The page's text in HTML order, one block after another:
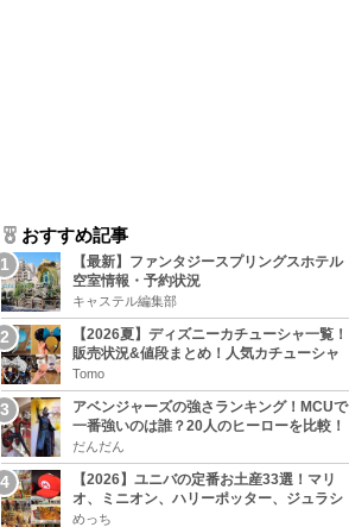
おすすめ記事
【最新】ファンタジースプリングスホテル
空室情報・予約状況
キャステル編集部
【2026夏】ディズニーカチューシャ一覧！
販売状況&値段まとめ！人気カチューシャ
をチェック
Tomo
アベンジャーズの強さランキング！MCUで
一番強いのは誰？20人のヒーローを比較！
だんだん
【2026】ユニバの定番お土産33選！マリ
オ、ミニオン、ハリーポッター、ジュラシ
ックパーク、セサミ、SINGなどのグッズ情
めっち